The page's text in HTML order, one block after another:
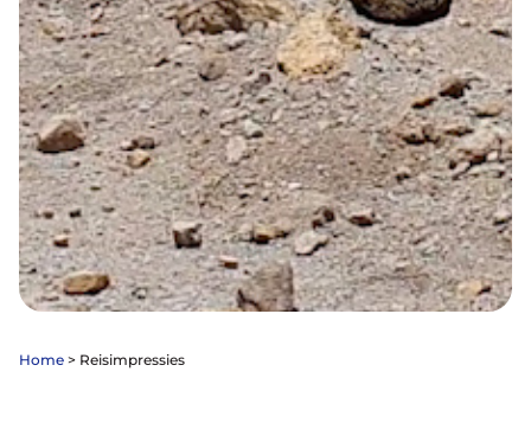
Alles voor de fietsvakantie
Paklijst
Bikepacking
Fiets in vliegtuig vervoeren
Navigatie en USB opladers
Cursussen en lezingen
Webshop
Home > Reisimpressies